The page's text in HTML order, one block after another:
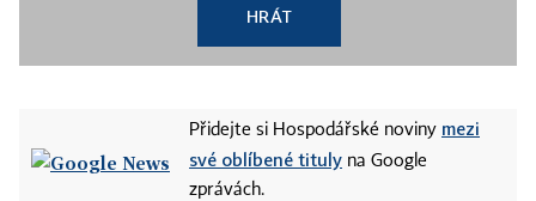
HRÁT
Přidejte si Hospodářské noviny mezi
své oblíbené tituly na Google
zprávách.